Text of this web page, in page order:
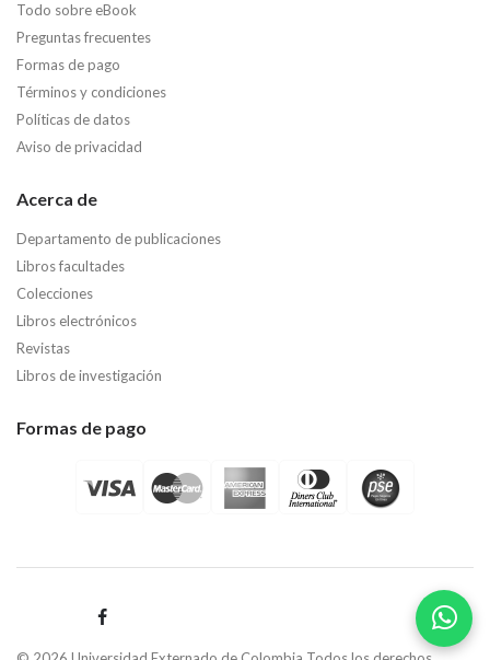
Todo sobre eBook
Preguntas frecuentes
Formas de pago
Términos y condiciones
Políticas de datos
Aviso de privacidad
Acerca de
Departamento de publicaciones
Libros facultades
Colecciones
Libros electrónicos
Revistas
Libros de investigación
Formas de pago